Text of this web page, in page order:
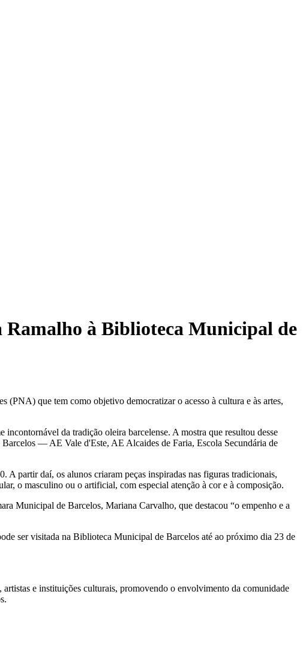
à Biblioteca Municipal de
que tem como objetivo democratizar o acesso à cultura e às artes,
da tradição oleira barcelense. A mostra que resultou desse
— AE Vale d'Este, AE Alcaides de Faria, Escola Secundária de
partir daí, os alunos criaram peças inspiradas nas figuras tradicionais,
o masculino ou o artificial, com especial atenção à cor e à composição.
Municipal de Barcelos, Mariana Carvalho, que destacou “o empenho e a
ser visitada na Biblioteca Municipal de Barcelos até ao próximo dia 23 de
e instituições culturais, promovendo o envolvimento da comunidade